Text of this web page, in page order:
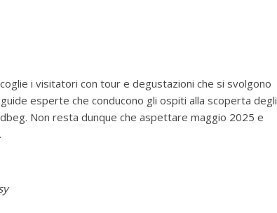
i visitatori con tour e degustazioni che si svolgono
esperte che conducono gli ospiti alla scoperta degli
Non resta dunque che aspettare maggio 2025 e